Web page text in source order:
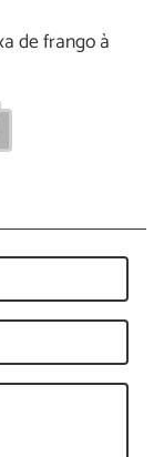
de frango à